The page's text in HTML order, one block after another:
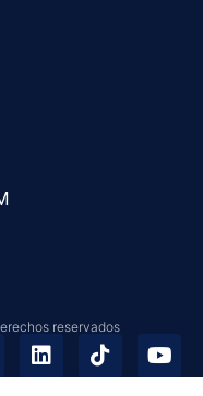
reservados